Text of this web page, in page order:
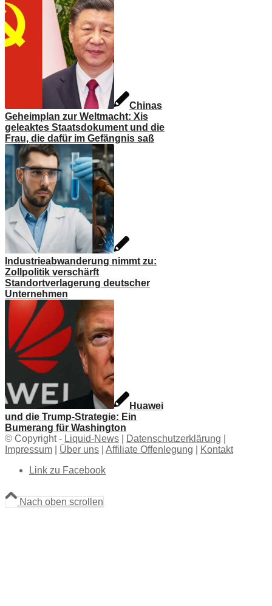
Chinas
Geheimplan zur Weltmacht: Xis
geleaktes Staatsdokument und die
Frau, die dafür im Gefängnis saß
Industrieabwanderung nimmt zu:
Zollpolitik verschärft
Standortverlagerung deutscher
Unternehmen
Huawei
und die Trump-Strategie: Ein
Bumerang für Washington
© Copyright - Liquid-News Datenschutzerklärung
Impressum
Über uns Affiliate Offenlegung
Kontakt
Link zu Facebook
Nach oben scrollen